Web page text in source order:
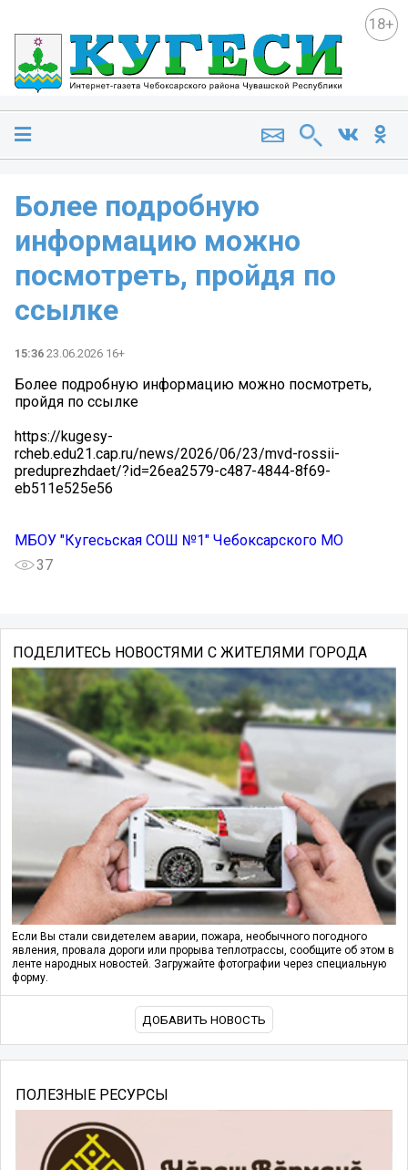
18+
Более подробную
информацию можно
посмотреть, пройдя по
ссылке
15:36 23.06.2026 16+
Более подробную информацию можно посмотреть,
пройдя по ссылке
https://kugesy-
rcheb.edu21.cap.ru/news/2026/06/23/mvd-rossii-
preduprezhdaet/?id=26ea2579-c487-4844-8f69-
eb511e525e56
МБОУ "Кугесьская СОШ №1" Чебоксарского МО
37
ПОДЕЛИТЕСЬ НОВОСТЯМИ С ЖИТЕЛЯМИ ГОРОДА
Если Вы стали свидетелем аварии, пожара, необычного погодного
явления, провала дороги или прорыва теплотрассы, сообщите об этом в
ленте народных новостей. Загружайте фотографии через специальную
форму.
ДОБАВИТЬ НОВОСТЬ
ПОЛЕЗНЫЕ РЕСУРСЫ